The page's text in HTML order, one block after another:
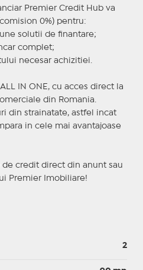
Premier Credit Hub va
0%) pentru:
solutii de finantare;
complet;
necesar achizitiei.
IN ONE, cu acces direct la
din Romania.
din strainatate, astfel incat
in cele mai avantajoase
credit direct din anunt sau
Premier Imobiliare!
2